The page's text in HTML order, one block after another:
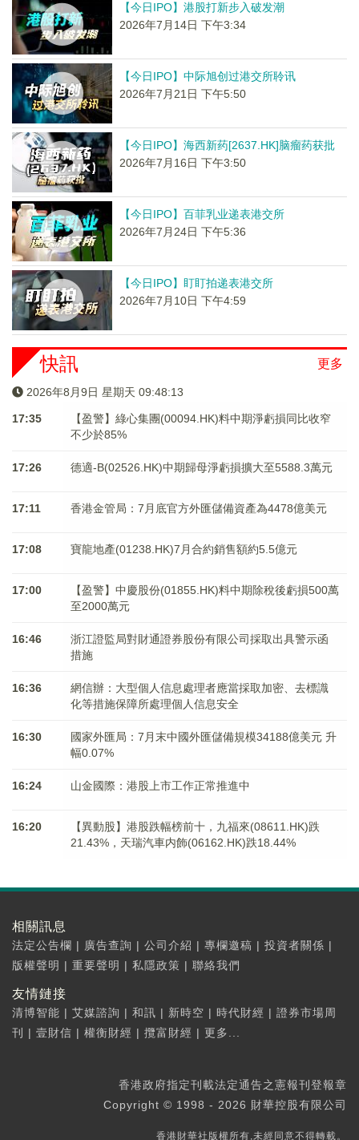
【今日IPO】港股打新步入破发潮
2026年7月14日 下午3:34
【今日IPO】中际旭创过港交所聆讯
2026年7月21日 下午5:50
【今日IPO】海西新药[2637.HK]脑瘤药获批
2026年7月16日 下午3:50
【今日IPO】百菲乳业递表港交所
2026年7月24日 下午5:36
【今日IPO】盯盯拍递表港交所
2026年7月10日 下午4:59
更多
快訊
2026年8月9日 星期天 09:48:13
17:35
【盈警】綠心集團(00094.HK)料中期淨虧損同比收窄
不少於85%
17:26 德適-B(02526.HK)中期歸母淨虧損擴大至5588.3萬元
17:11 香港金管局：7月底官方外匯儲備資產為4478億美元
17:08 寶龍地產(01238.HK)7月合約銷售額約5.5億元
17:00
【盈警】中慶股份(01855.HK)料中期除稅後虧損500萬
至2000萬元
16:46
浙江證監局對財通證券股份有限公司採取出具警示函
措施
16:36
網信辦：大型個人信息處理者應當採取加密、去標識
化等措施保障所處理個人信息安全
16:30
國家外匯局：7月末中國外匯儲備規模34188億美元 升
幅0.07%
16:24 山金國際：港股上市工作正常推進中
16:20
【異動股】港股跌幅榜前十，九福來(08611.HK)跌
21.43%，天瑞汽車内飾(06162.HK)跌18.44%
相關訊息
法定公告欄 | 廣告查詢 | 公司介紹 | 專欄邀稿 | 投資者關係 |
版權聲明 | 重要聲明 | 私隱政策 | 聯絡我們
友情鏈接
清博智能 | 艾媒諮詢 | 和訊 | 新時空 | 時代財經 | 證券市場周
刊
| 壹財信 | 權衡財經 | 攬富財經 | 更多...
香港政府指定刊載法定通告之憲報刊登報章
Copyright © 1998 - 2026 財華控股有限公司
香港財華社版權所有,未經同意不得轉載。